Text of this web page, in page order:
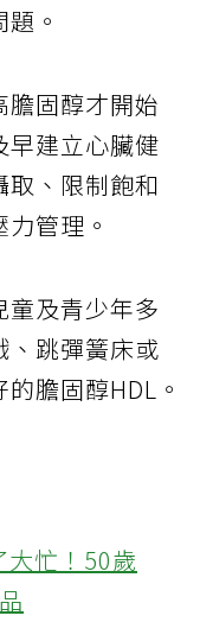
。
膽固醇才開始
早建立心臟健
取、限制飽和
管理。
童及青少年多
、跳彈簧床或
膽固醇HDL。
忙！50歲